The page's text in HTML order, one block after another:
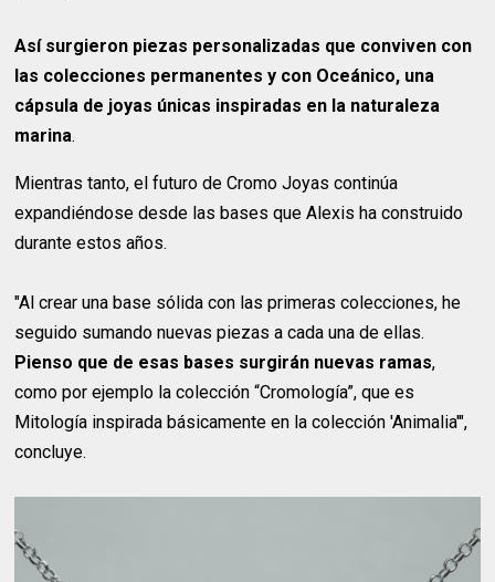
Así surgieron piezas personalizadas que conviven con
las colecciones permanentes y con Oceánico, una
cápsula de joyas únicas inspiradas en la naturaleza
marina.
Mientras tanto, el futuro de Cromo Joyas continúa
expandiéndose desde las bases que Alexis ha construido
durante estos años.
"Al crear una base sólida con las primeras colecciones, he
seguido sumando nuevas piezas a cada una de ellas.
Pienso que de esas bases surgirán nuevas ramas,
como por ejemplo la colección “Cromología”, que es
Mitología inspirada básicamente en la colección 'Animalia'",
concluye.